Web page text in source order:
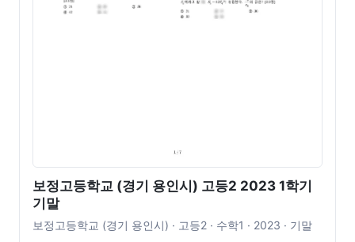
보정고등학교 (경기 용인시) 고등2 2023 1학기
기말
보정고등학교 (경기 용인시) · 고등2 · 수학1 · 2023 · 기말